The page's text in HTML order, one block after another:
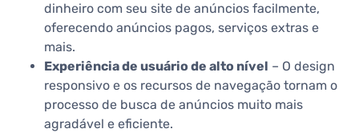
dinheiro com seu site de anúncios facilmente,
oferecendo anúncios pagos, serviços extras e
mais.
Experiência de usuário de alto nível – O design
responsivo e os recursos de navegação tornam o
processo de busca de anúncios muito mais
agradável e eficiente.